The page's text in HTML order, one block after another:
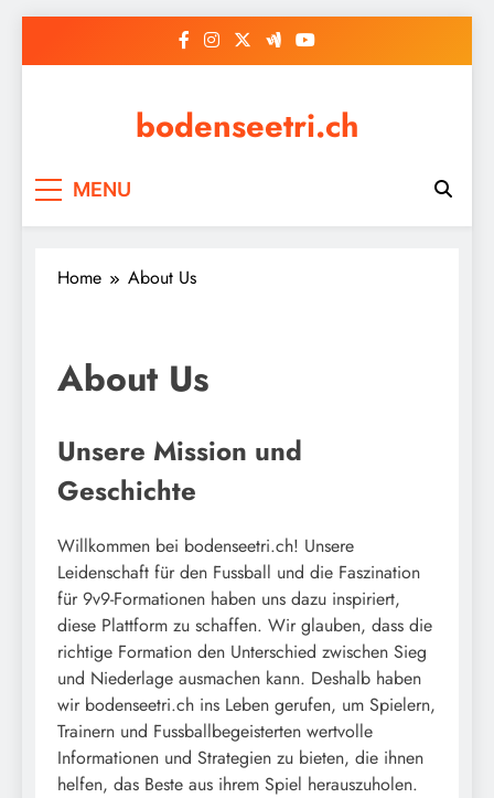
bodenseetri.ch
MENU
Home About Us
About Us
Unsere Mission und
Geschichte
Willkommen bei bodenseetri.ch! Unsere
Leidenschaft für den Fussball und die Faszination
für 9v9-Formationen haben uns dazu inspiriert,
diese Plattform zu schaffen. Wir glauben, dass die
richtige Formation den Unterschied zwischen Sieg
und Niederlage ausmachen kann. Deshalb haben
wir bodenseetri.ch ins Leben gerufen, um Spielern,
Trainern und Fussballbegeisterten wertvolle
Informationen und Strategien zu bieten, die ihnen
helfen, das Beste aus ihrem Spiel herauszuholen.